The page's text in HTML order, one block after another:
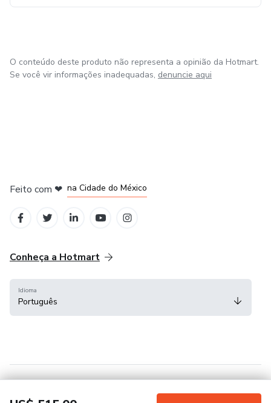
O conteúdo deste produto não representa a opinião da Hotmart.
Se você vir informações inadequadas, denuncie aqui
Feito com ❤ na Cidade do México
Conheça a Hotmart
Idioma
Português
Central de ajuda